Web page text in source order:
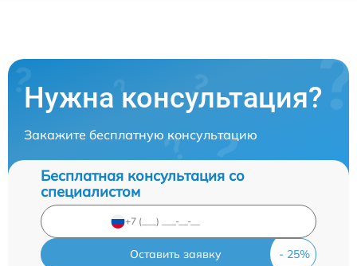
Нужна консультация?
Закажите бесплатную консультацию
Бесплатная консультация со
специалистом
Оставить заявку